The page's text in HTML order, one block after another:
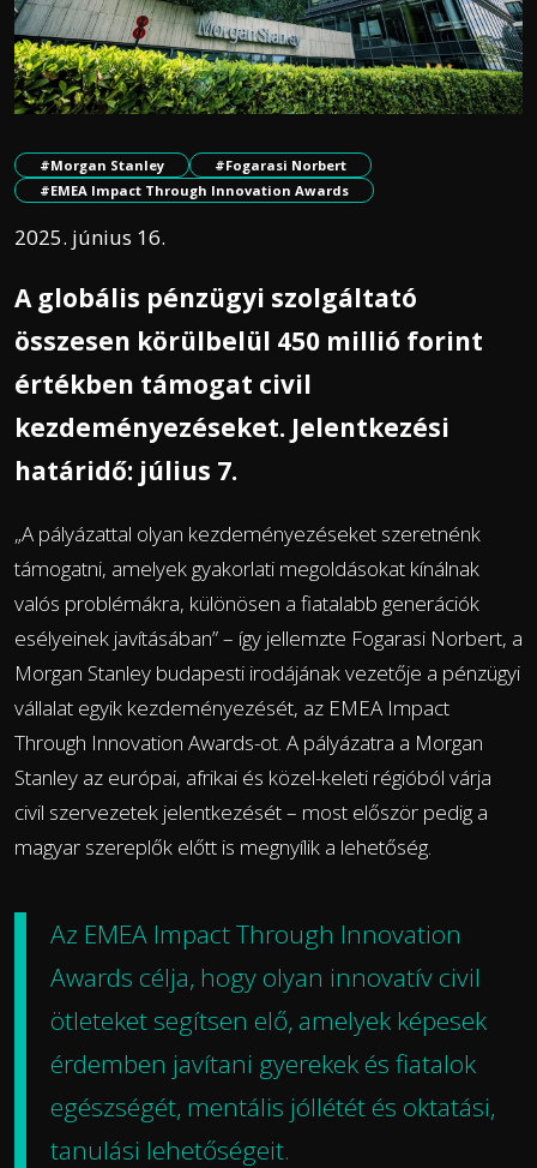
#Morgan Stanley
#Fogarasi Norbert
#EMEA Impact Through Innovation Awards
2025. június 16.
A globális pénzügyi szolgáltató
összesen körülbelül 450 millió forint
értékben támogat civil
kezdeményezéseket. Jelentkezési
határidő: július 7.
„A pályázattal olyan kezdeményezéseket szeretnénk
támogatni, amelyek gyakorlati megoldásokat kínálnak
valós problémákra, különösen a fiatalabb generációk
esélyeinek javításában” – így jellemzte Fogarasi Norbert, a
Morgan Stanley budapesti irodájának vezetője a pénzügyi
vállalat egyik kezdeményezését, az EMEA Impact
Through Innovation Awards-ot. A pályázatra a Morgan
Stanley az európai, afrikai és közel-keleti régióból várja
civil szervezetek jelentkezését – most először pedig a
magyar szereplők előtt is megnyílik a lehetőség.
Az EMEA Impact Through Innovation
Awards célja, hogy olyan innovatív civil
ötleteket segítsen elő, amelyek képesek
érdemben javítani gyerekek és fiatalok
egészségét, mentális jóllétét és oktatási,
tanulási lehetőségeit.